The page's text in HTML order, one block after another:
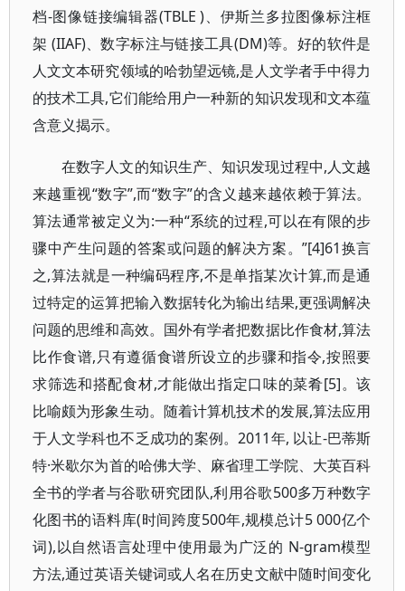
档-图像链接编辑器(TBLE )、伊斯兰多拉图像标注框
架 (IIAF)、数字标注与链接工具(DM)等。好的软件是
人文文本研究领域的哈勃望远镜,是人文学者手中得力
的技术工具,它们能给用户一种新的知识发现和文本蕴
含意义揭示。
在数字人文的知识生产、知识发现过程中,人文越
来越重视“数字”,而“数字”的含义越来越依赖于算法。
算法通常被定义为:一种“系统的过程,可以在有限的步
骤中产生问题的答案或问题的解决方案。”[4]61换言
之,算法就是一种编码程序,不是单指某次计算,而是通
过特定的运算把输入数据转化为输出结果,更强调解决
问题的思维和高效。国外有学者把数据比作食材,算法
比作食谱,只有遵循食谱所设立的步骤和指令,按照要
求筛选和搭配食材,才能做出指定口味的菜肴[5]。该
比喻颇为形象生动。随着计算机技术的发展,算法应用
于人文学科也不乏成功的案例。2011年, 以让-巴蒂斯
特·米歇尔为首的哈佛大学、麻省理工学院、大英百科
全书的学者与谷歌研究团队,利用谷歌500多万种数字
化图书的语料库(时间跨度500年,规模总计5 000亿个
词),以自然语言处理中使用最为广泛的 N-gram模型
方法,通过英语关键词或人名在历史文献中随时间变化